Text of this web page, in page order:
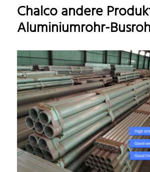
Chalco andere
Aluminiumrohr-